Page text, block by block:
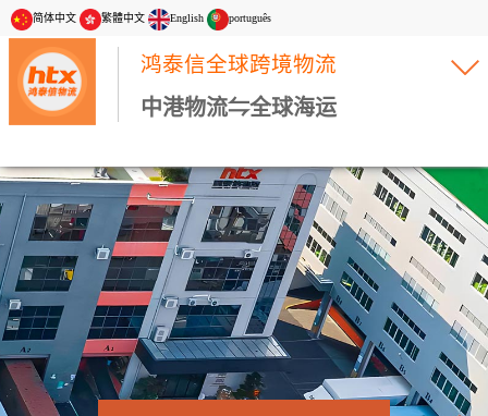
简体中文 繁體中文 English português
鸿泰信全球跨境物流
中港物流⇋全球海运